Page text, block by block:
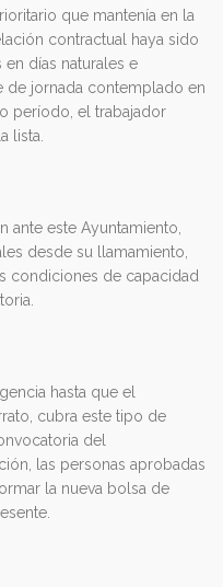
que mantenía en la
contractual haya sido
días naturales e
de jornada contemplado en
período, el trabajador
lista.
ante este Ayuntamiento,
desde su llamamiento,
condiciones de capacidad
hasta que el
cubra este tipo de
del
las personas aprobadas
la nueva bolsa de